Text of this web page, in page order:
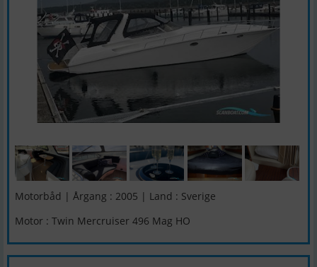
Motorbåd | Årgang : 2005 | Land : Sverige
Motor : Twin Mercruiser 496 Mag HO